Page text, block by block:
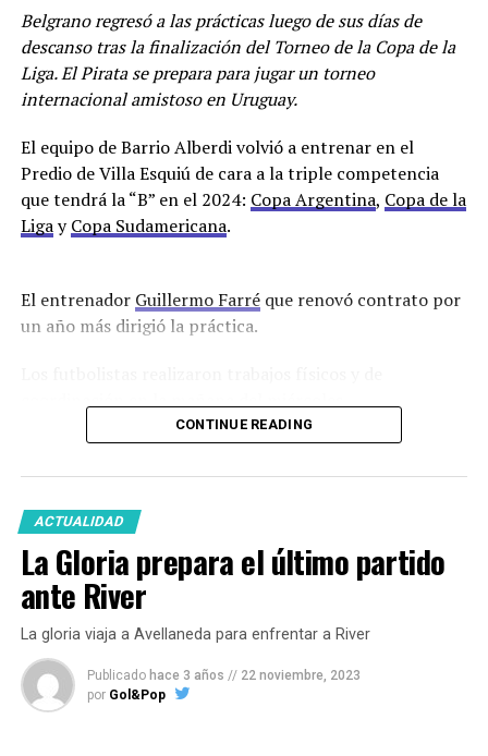
En caso de que no llegue su lugar lo ocupará Alvaro
Maslovski.
Racing se encuentra en la décimotercera posición con
22 puntos.
En cuanto al mercado de pases que ya abrió el pasado
sábado, está próximamente a llegar un delantero
proveniente de Sarmiento de Junín, Lautaro Cerato de
23 años, que solamente jugó 24 minutos y su pase
Para el partido ante el puntero el club comunicó a los
socios que deberán tener la cuota de junio paga para
Por Lisandro Uribe Echevarria
Facebook
Twitter
WhatsApp
Messenger
GmailShare
Belgrano regresó a las prácticas luego de sus días de
descanso tras la finalización del Torneo de la Copa de la
Liga. El Pirata se prepara para jugar un torneo
internacional amistoso en Uruguay.
El equipo de Barrio Alberdi volvió a entrenar en el
Predio de Villa Esquiú de cara a la triple competencia
que tendrá la “B” en el 2024: Copa Argentina, Copa de la
LigayCopa Sudamericana.
El entrenador Guillermo Farréque renovó contrato por
un año más dirigió la práctica.
Los ausentes que finalizaron sus contratos fueron
Francisco Oliver, Lucas Diarte, Andrés Amaya, Diego
el club.
En cuanto a posibles refuerzos suenan Francisco
González Metilli e Iván Gómez de Estudiantes de La
Plata a quien le hicieron una oferta y fue rechazada por
el club pincharrata.
por el jugador de 26 años que jugó en Newells donde
disputó 42 partidos, marcó dos goles y dió dos
CONTINUE READING
ACTUALIDAD
La Gloria prepara el último partido
ante River
La gloria viaja a Avellaneda para enfrentar a River
Publicado hace 3 años // 22 noviembre, 2023
por Gol&Pop